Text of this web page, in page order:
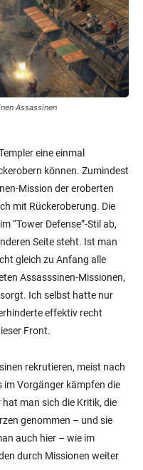
Assassinen
eine einmal
können. Zumindest
Mission der eroberten
mit Rückeroberung. Die
“Tower Defense”-Stil ab,
Seite steht. Ist man
gleich zu Anfang alle
Assasssinen-Missionen,
Ich selbst hatte nur
effektiv recht
Front.
rekrutieren, meist nach
im Vorgänger kämpfen die
man sich die Kritik, die
genommen – und sie
auch hier – wie im
durch Missionen weiter